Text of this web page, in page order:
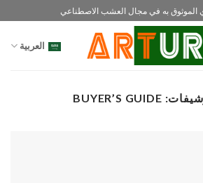
الموثوق به في مجال العشب الاصطناعي
العربية
BUYER’S GUIDE